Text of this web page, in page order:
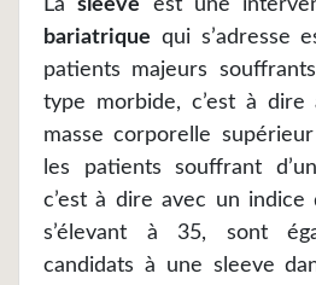
Lasleeve est une
bariatrique qui s’adresse
patients majeurs
type morbide, c’est à
masse corporelle
les patients souffrant
c’est à dire avec un indice
s’élevant à 35, sont
candidats à une sleeve